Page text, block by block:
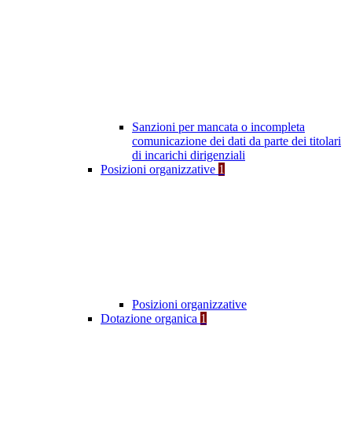
Sanzioni per mancata o incompleta
comunicazione dei dati da parte dei titolari
di incarichi dirigenziali
Posizioni organizzative 1
Posizioni organizzative
Dotazione organica 1